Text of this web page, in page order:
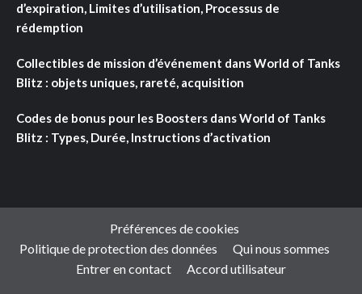
d’expiration, Limites d’utilisation, Processus de
rédemption
Collectibles de mission d’événement dans World of Tanks
Blitz : objets uniques, rareté, acquisition
Codes de bonus pour les Boosters dans World of Tanks
Blitz : Types, Durée, Instructions d’activation
Préférences de cookies
Politique de protection des données
Qui nous sommes
Entrer en contact
Accord utilisateur